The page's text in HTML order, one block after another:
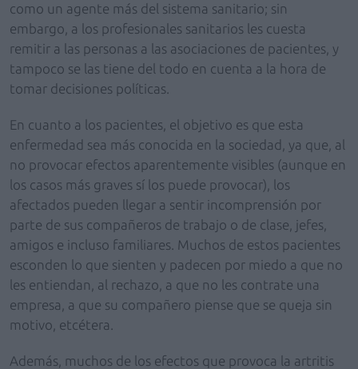
como un agente más del sistema sanitario; sin
embargo, a los profesionales sanitarios les cuesta
remitir a las personas a las asociaciones de pacientes, y
tampoco se las tiene del todo en cuenta a la hora de
tomar decisiones políticas.
En cuanto a los pacientes, el objetivo es que esta
enfermedad sea más conocida en la sociedad, ya que, al
no provocar efectos aparentemente visibles (aunque en
los casos más graves sí los puede provocar), los
afectados pueden llegar a sentir incomprensión por
parte de sus compañeros de trabajo o de clase, jefes,
amigos e incluso familiares. Muchos de estos pacientes
esconden lo que sienten y padecen por miedo a que no
les entiendan, al rechazo, a que no les contrate una
empresa, a que su compañero piense que se queja sin
motivo, etcétera.
Además, muchos de los efectos que provoca la artritis